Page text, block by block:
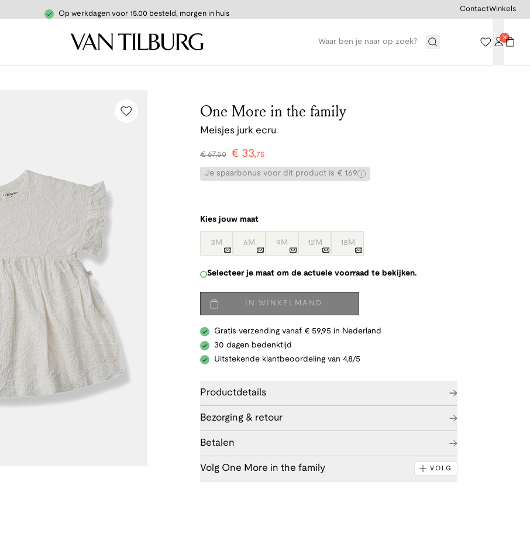
Op werkdagen voor 15.00 besteld, morgen in huis
ContactWinkels
One More in the family
Meisjes jurk ecru
€67,50 € 33,75
Je spaarbonus voor dit product is € 1,69
Kies jouw maat
3M 6M 9M 12M 18M
Selecteer je maat om de actuele voorraad te bekijken.
IN WINKELMAND
Gratis verzending vanaf € 59,95 in Nederland
30 dagen bedenktijd
Uitstekende klantbeoordeling van 4,8/5
Productdetails
Bezorging & retour
Betalen
Volg One More in the family VOLG